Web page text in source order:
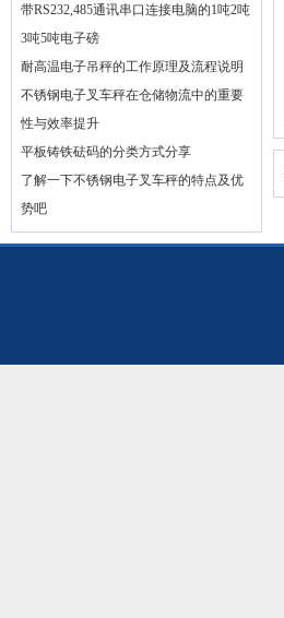
带RS232,485通讯串口连接电脑的1吨2吨
3吨5吨电子磅
耐高温电子吊秤的工作原理及流程说明
不锈钢电子叉车秤在仓储物流中的重要
性与效率提升
平板铸铁砝码的分类方式分享
了解一下不锈钢电子叉车秤的特点及优
势吧